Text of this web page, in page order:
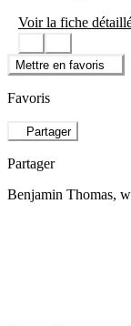
Voir la fiche
Mettre en favoris
Favoris
Partager
Partager
Benjamin Thomas,